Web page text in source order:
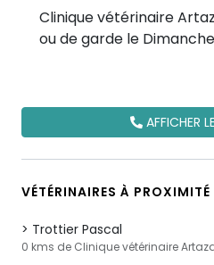
Clinique vétérinaire
ou de garde le
AFFICHER
VÉTÉRINAIRES À
Trottier Pascal
0 kms de Clinique vétérinaire